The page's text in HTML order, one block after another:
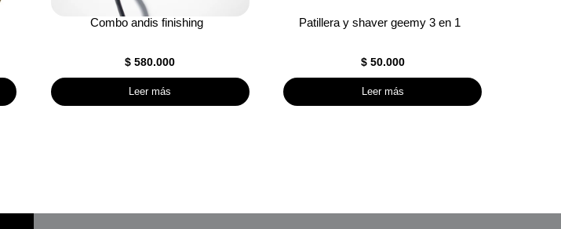
Combo andis finishing
$ 580.000
Leer más
Patillera y shaver geemy 3 en 1
$50.000
Leer más